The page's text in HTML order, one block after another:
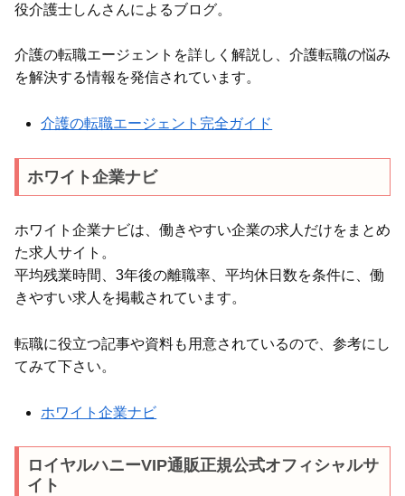
役介護士しんさんによるブログ。
介護の転職エージェントを詳しく解説し、介護転職の悩み
を解決する情報を発信されています。
介護の転職エージェント完全ガイド
ホワイト企業ナビ
ホワイト企業ナビは、働きやすい企業の求人だけをまとめ
た求人サイト。
平均残業時間、3年後の離職率、平均休日数を条件に、働
きやすい求人を掲載されています。
転職に役立つ記事や資料も用意されているので、参考にし
てみて下さい。
ホワイト企業ナビ
ロイヤルハニーVIP通販正規公式オフィシャルサ
イト